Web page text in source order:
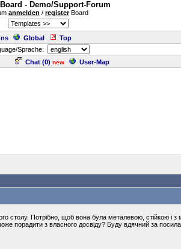
- Demo/Support-Forum
anmelden / registerBoard
Global Top
Sprache:
Chat (0) new User-Map
столу. Потрібно, щоб вона була металевою, стійкою і
порадити з власного досвіду? Буду вдячний за